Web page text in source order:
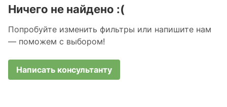
Ничего не найдено :(
Попробуйте изменить фильтры или напишите нам
— поможем с выбором!
Написать консультанту